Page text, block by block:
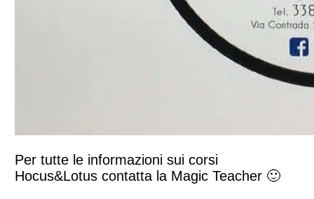
Per tutte le informazioni sui corsi
Hocus&Lotus contatta la Magic Teacher 🙂